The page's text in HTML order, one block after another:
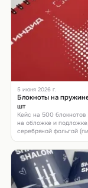
5 июня 2026 г.
Блокноты на
шт
Кейс на 500
на обложке и
серебряной фольгой